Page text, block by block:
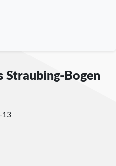
Straubing-Bogen
13